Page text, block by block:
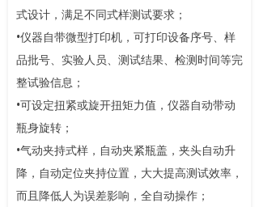
式设计，满足不同式样测试要求；
•仪器自带微型打印机，可打印设备序号、样
品批号、实验人员、测试结果、检测时间等完
整试验信息；
•可设定扭紧或旋开扭矩力值，仪器自动带动
瓶身旋转；
•气动夹持式样，自动夹紧瓶盖，夹头自动升
降，自动定位夹持位置，大大提高测试效率，
而且降低人为误差影响，全自动操作；